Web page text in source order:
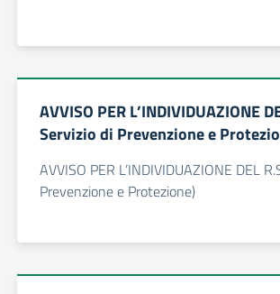
AVVISO PER L’INDIVIDUAZIONE
Servizio di Prevenzione e
AVVISO PER L’INDIVIDUAZIONE DEL
Prevenzione e Protezione)